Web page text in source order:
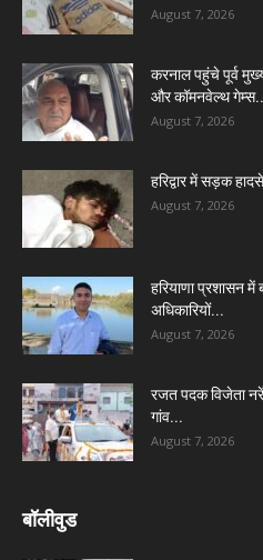
August 7, 2026
करनाल पहुंचे पूर्व
और कॉमनवेल्थ
August 7, 2026
हरिद्वार में सड़क
August 7, 2026
हरियाणा प्रशासन
अधिकारियों...
August 7, 2026
रजत पदक विजेता
गांव...
August 7, 2026
बॉलीवुड